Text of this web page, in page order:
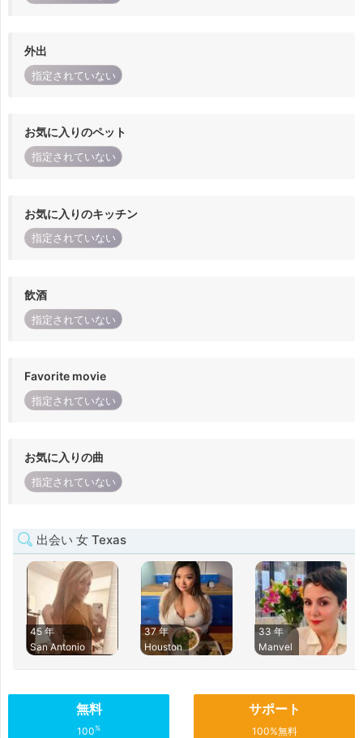
外出
指定されていない
お気に入りのペット
指定されていない
お気に入りのキッチン
指定されていない
飲酒
指定されていない
Favorite movie
指定されていない
お気に入りの曲
指定されていない
出会い 女 Texas
45 年
San Antonio
37 年
Houston
33 年
Manvel
無料
100%
サポート
100%無料